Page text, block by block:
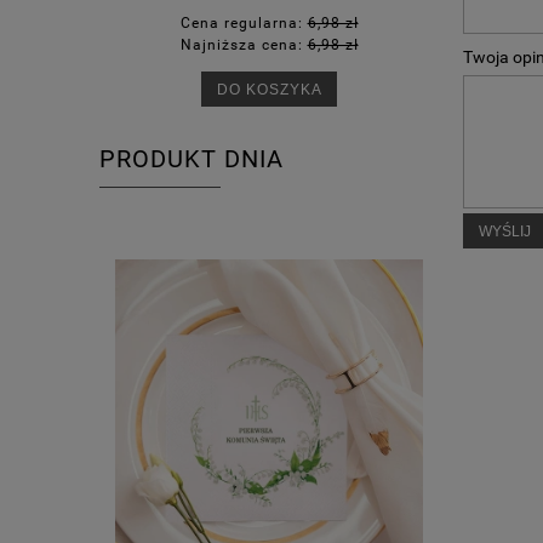
Cena regularna:6,98 zł
Najniższa cena:6,98 zł
DO KOSZYKA
PRODUKT DNIA
Twoja
WYŚLIJ